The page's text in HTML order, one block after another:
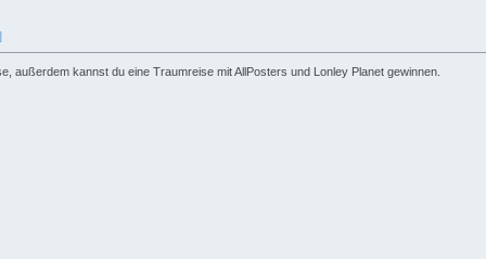
außerdem kannst du eine Traumreise mit AllPosters und Lonley Planet gewinnen.